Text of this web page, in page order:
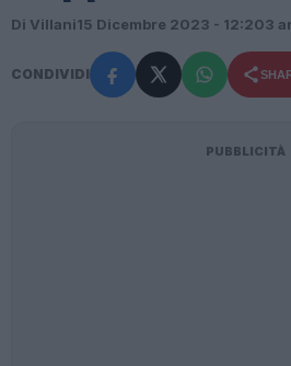
Di Villani15 Dicembre 2023 - 12:203
CONDIVIDI
PUBBLICITÀ